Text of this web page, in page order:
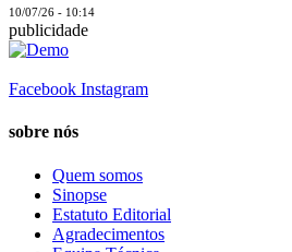
10/07/26 - 10:14
publicidade
Facebook Instagram
sobre nós
Quem somos
Sinopse
Estatuto Editorial
Agradecimentos